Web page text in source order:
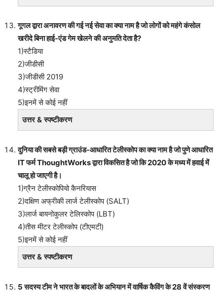
गूगल द्वारा अनावरण की गई नई सेवा का क्या नाम है जो लोगों को महंगे कंसोल
खरीदे बिना हाई-एंड गेम खेलने की अनुमति देता है?
1)स्टैडिया
2)जीडीसी
3)जीडीसी 2019
4)स्ट्रीमिंग सेवा
5)इनमें से कोई नहीं
उत्तर & स्पष्टीकरण
दुनिया की सबसे बड़ी ग्राउंड-आधारित टेलीस्कोप का क्या नाम है जो पुणे आधारित
IT फर्म ThoughtWorks द्वारा विकसित है जो कि 2020 के मध्य में हवाई में
चालू हो जाएगी है।
1)ग्रैन टेलीस्कोपियो कैनरियास
2)दक्षिण अफ्रीकी लार्ज टेलीस्कोप (SALT)
3)लार्ज बायनोकुलर टेलिस्कोप (LBT)
4)तीस मीटर टेलीस्कोप (टीएमटी)
5)इनमें से कोई नहीं
उत्तर & स्पष्टीकरण
5 सदस्य टीम ने भारत के बादलों के अभियान में वार्षिक कैविंग के 28 वें संस्करण